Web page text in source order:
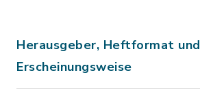
Herausgeber, Heftformat und
Erscheinungsweise